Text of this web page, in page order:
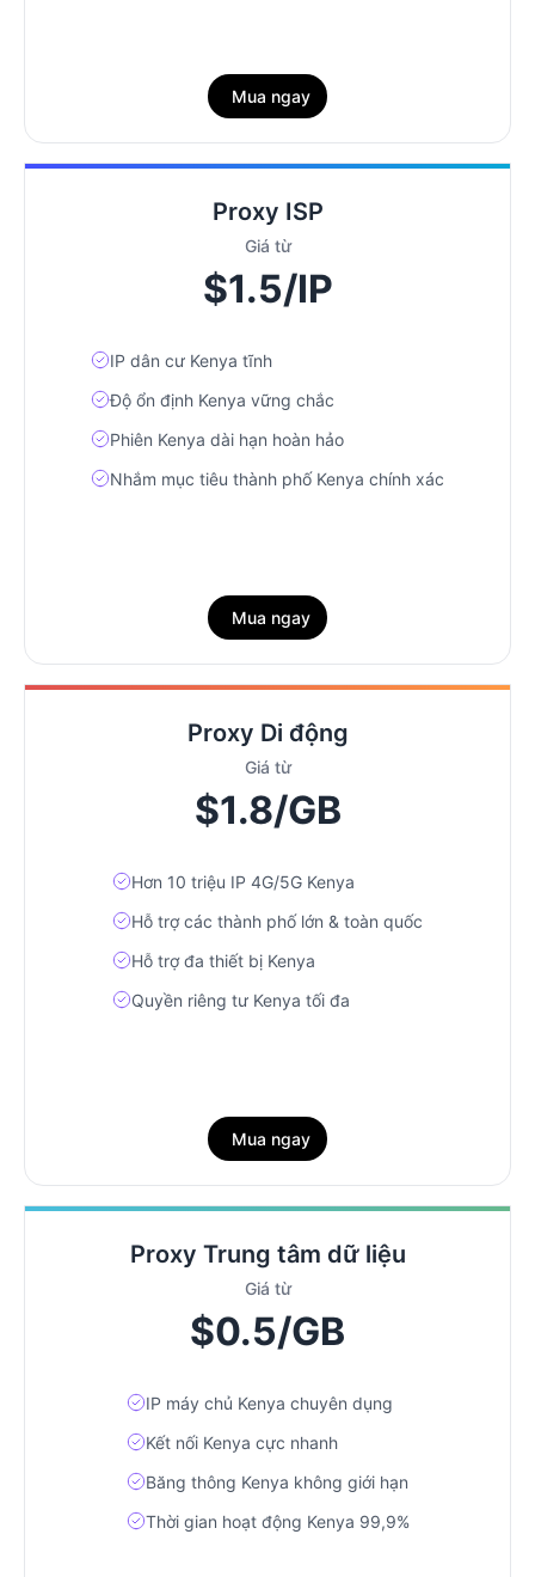
Mua ngay
Proxy ISP
Giá từ
$1.5/IP
IP dân cư Kenya tĩnh
Độ ổn định Kenya vững chắc
Phiên Kenya dài hạn hoàn hảo
Nhắm mục tiêu thành phố Kenya chính xác
Mua ngay
Proxy Di động
Giá từ
$1.8/GB
Hơn 10 triệu IP 4G/5G Kenya
Hỗ trợ các thành phố lớn & toàn quốc
Hỗ trợ đa thiết bị Kenya
Quyền riêng tư Kenya tối đa
Mua ngay
Proxy Trung tâm dữ liệu
Giá từ
$0.5/GB
IP máy chủ Kenya chuyên dụng
Kết nối Kenya cực nhanh
Băng thông Kenya không giới hạn
Thời gian hoạt động Kenya 99,9%